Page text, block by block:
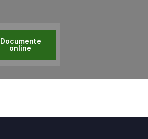
Documente
online